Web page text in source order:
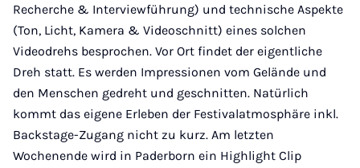
Recherche & Interviewführung) und technische Aspekte
(Ton, Licht, Kamera & Videoschnitt) eines solchen
Videodrehs besprochen. Vor Ort findet der eigentliche
Dreh statt. Es werden Impressionen vom Gelände und
den Menschen gedreht und geschnitten. Natürlich
kommt das eigene Erleben der Festivalatmosphäre inkl.
Backstage-Zugang nicht zu kurz. Am letzten
Wochenende wird in Paderborn ein Highlight Clip